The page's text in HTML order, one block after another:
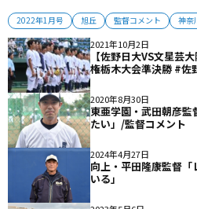
2022年1月号 旭丘 監督コメント 神奈
2021年10月2日
【佐野日大VS文星芸
権栃木大会準決勝 #佐
2020年8月30日
東亜学園・武田朝彦
たい」/監督コメント
2024年4月27日
向上・平田隆康監督「
いる」